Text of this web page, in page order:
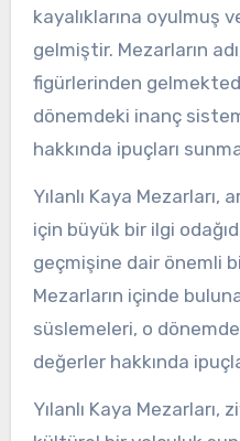
kayalıklarına oyulmuş
gelmiştir. Mezarların
figürlerinden
dönemdeki inanç
hakkında ipuçları
Yılanlı Kaya
için büyük bir ilgi
geçmişine dair önemli
Mezarların içinde
süslemeleri, o
değerler hakkında
Yılanlı Kaya